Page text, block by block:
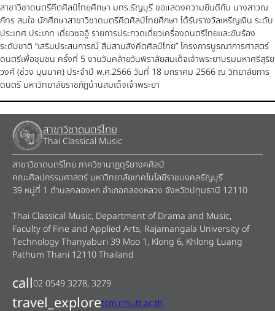
สาขาวิชาดนตรีคีตศิลป์ไทยศึกษา มทร.ธัญบุรี ขอแสดงความยินดีกับ นางสาวณ
ภัทร สนใจ นักศึกษาสาขาวิชาดนตรีคีตศิลป์ไทยศึกษา ได้รับรางวัลเหรีญเงิน ระดับ
ประเทศ ประเภท เดี่ยวซออู้ รายการประกวดเดี่ยวเครื่องดนตรีไทยและขับร้อง
ระดับชาติ “เสริมประสบการณ์ สืบสานสังคีตศิลป์ไทย” โครงการบูรณาการศาสตร์
ดนตรีเพื่อชุมชน ครั้งที่ 5 งานวันคล้ายวันพิราลัยสมเด็จเจ้าพระยาบรมมหาศรีสุริย
วงศ์ (ช่วง บุนนาค) ประจำปี พ.ศ.2566 วันที่ 18 มกราคม 2566 ณ วิทยาลัยการ
ดนตรี มหาวิทยาลัยราชภัฏบ้านสมเด็จเจ้าพระยา
สาขาวิชาดนตรีไทย
Thai Classical Music
สาขาวิชาดนตรีไทย ภาควิชานาฏดุริยางคศิลป์
คณะศิลปกรรมศาสตร์ มหาวิทยาลัยเทคโนโลยีราชมงคลธัญบุรี
39 หมู่ที่ 1 ตำบลคลองหก อำเภอคลองหลวง จังหวัดปทุมธานี 12110
Thai Classical Music, Department of Drama and Music,
Faculty of Fine and Applied Arts, Rajamangala University of
Technology Thanyaburi 39 Moo 1, Klong 6, Khlong Luang
Pathum Thani 12110 Thailand
call02 0549 3278, 3279
travel_exploretcm.rmutt.ac.th